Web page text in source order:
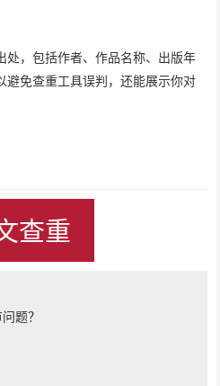
处，包括作者、作品名称、出版年
避免查重工具误判，还能展示你对
查重
题？